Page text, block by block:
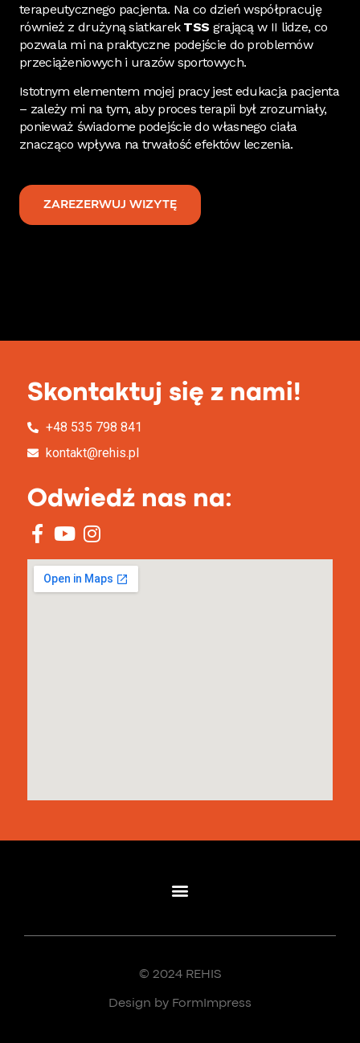
terapeutycznego pacjenta. Na co dzień współpracuję
również z drużyną siatkarek TSS grającą w II lidze, co
pozwala mi na praktyczne podejście do problemów
przeciążeniowych i urazów sportowych.
Istotnym elementem mojej pracy jest edukacja pacjenta
– zależy mi na tym, aby proces terapii był zrozumiały,
ponieważ świadome podejście do własnego ciała
znacząco wpływa na trwałość efektów leczenia.
ZAREZERWUJ WIZYTĘ
Skontaktuj się z nami!
+48 535 798 841
kontakt@rehis.pl
Odwiedź nas na:
© 2024 REHIS
Design by FormImpress